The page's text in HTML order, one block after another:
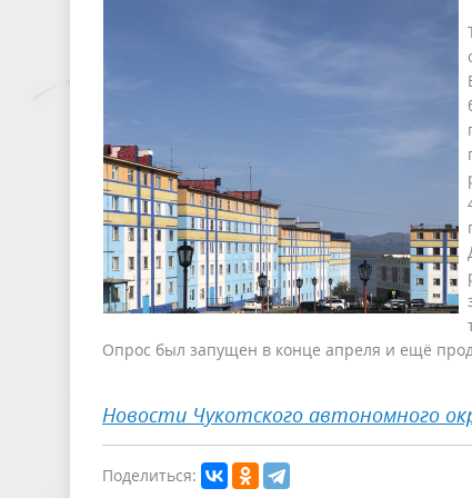
Опрос был запущен в конце апреля и ещё
Новости Чукотского автономного
Поделиться: